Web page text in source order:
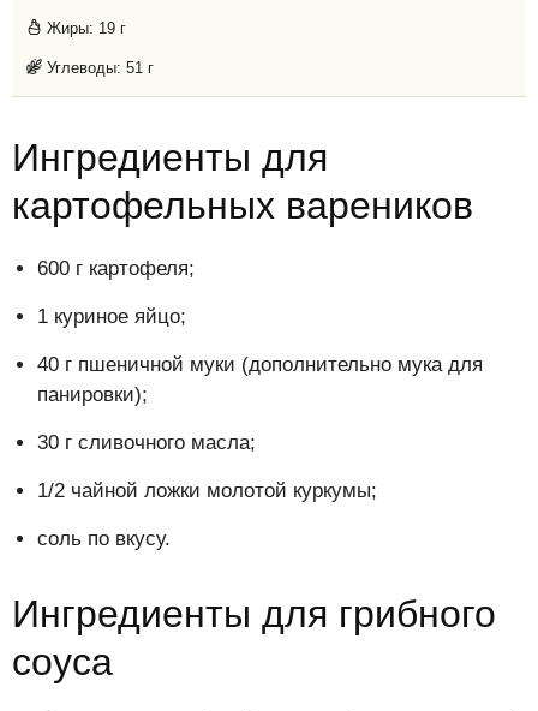
Жиры: 19 г
Углеводы: 51 г
Ингредиенты для
картофельных вареников
600 г картофеля;
1 куриное яйцо;
40 г пшеничной муки (дополнительно мука для
панировки);
30 г сливочного масла;
1/2 чайной ложки молотой куркумы;
соль по вкусу.
Ингредиенты для грибного
соуса